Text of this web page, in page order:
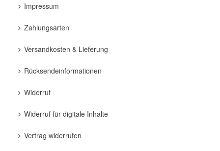
Impressum
Zahlungsarten
Versandkosten & Lieferung
Rücksendeinformationen
Widerruf
Widerruf für digitale Inhalte
Vertrag widerrufen